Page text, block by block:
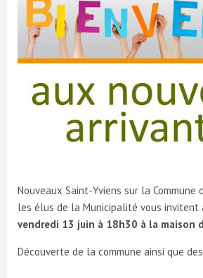
Nouveaux Saint-Yviens sur la Commune
les élus de la Municipalité vous invitent
vendredi 13 juin à 18h30 à la maison
Découverte de la commune ainsi que